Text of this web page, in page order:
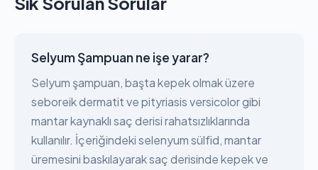
Selyum Şampuan ne işe yarar?
Selyum şampuan, başta kepek olmak üzere
seboreik dermatit ve pityriasis versicolor gibi
mantar kaynaklı saç derisi rahatsızlıklarında
kullanılır. İçeriğindeki selenyum sülfid, mantar
üremesini baskılayarak saç derisinde kepek ve